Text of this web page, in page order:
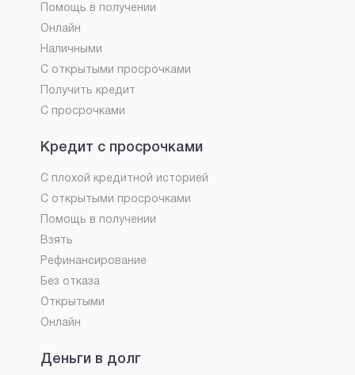
Помощь в получении
Онлайн
Наличными
С открытыми просрочками
Получить кредит
С просрочками
Кредит с просрочками
С плохой кредитной историей
С открытыми просрочками
Помощь в получении
Взять
Рефинансирование
Без отказа
Открытыми
Онлайн
Деньги в долг